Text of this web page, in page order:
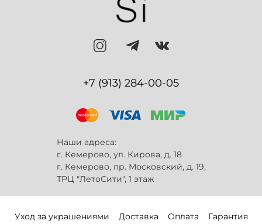
+7 (913) 284-00-05
Наши адреса:
г. Кемерово, ул. Кирова, д. 18
г. Кемерово, пр. Московский, д. 19,
ТРЦ "ЛетоСити", 1 этаж
Уход за украшениями Доставка Оплата Гарантия